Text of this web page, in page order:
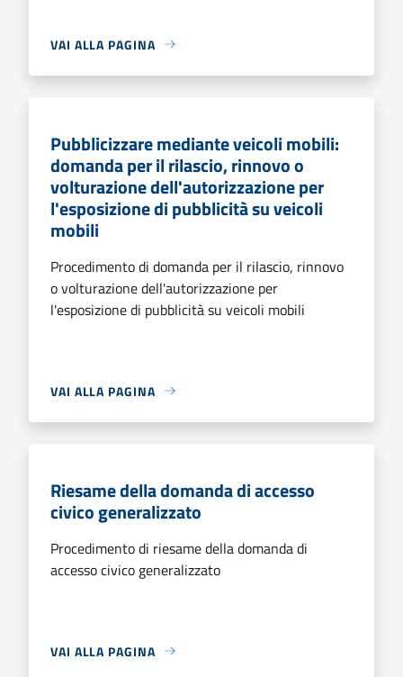
VAI ALLA PAGINA
Pubblicizzare mediante veicoli mobili:
domanda per il rilascio, rinnovo o
volturazione dell'autorizzazione per
l'esposizione di pubblicità su veicoli
mobili
Procedimento di domanda per il rilascio, rinnovo
o volturazione dell'autorizzazione per
l'esposizione di pubblicità su veicoli mobili
VAI ALLA PAGINA
Riesame della domanda di accesso
civico generalizzato
Procedimento di riesame della domanda di
accesso civico generalizzato
VAI ALLA PAGINA